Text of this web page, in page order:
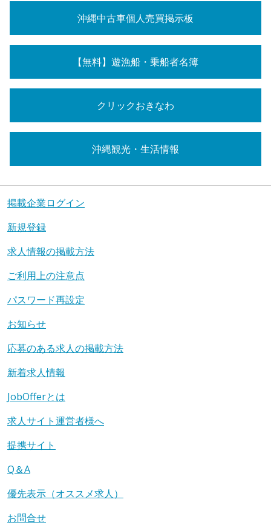
沖縄中古車個人売買掲示板
【無料】遊漁船・乗船者名簿
クリックおきなわ
沖縄観光・生活情報
掲載企業ログイン
新規登録
求人情報の掲載方法
ご利用上の注意点
パスワード再設定
お知らせ
応募のある求人の掲載方法
新着求人情報
JobOfferとは
求人サイト運営者様へ
提携サイト
Q＆A
優先表示（オススメ求人）
お問合せ